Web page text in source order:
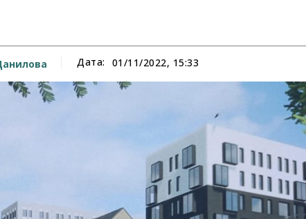
Дата: 01/11/2022, 15:33